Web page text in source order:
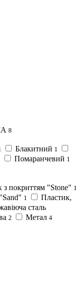
8
Блакитний 1
Помаранчевий 1
з покриттям "Stone" 1
1
Пластик,
сталь
2 Метал 4